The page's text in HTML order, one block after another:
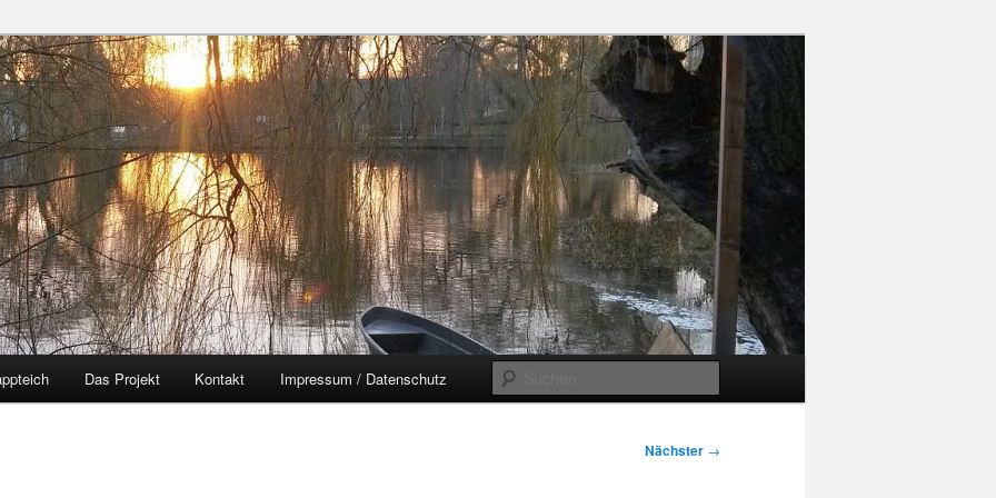
Yorckgebiet
Das Projekt Kontakt Impressum / Datenschutz
Nächster →